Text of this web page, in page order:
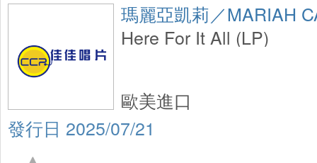
瑪麗亞凱莉／MARIAH
Here For It All (LP)
2025/07/21
歐美進口